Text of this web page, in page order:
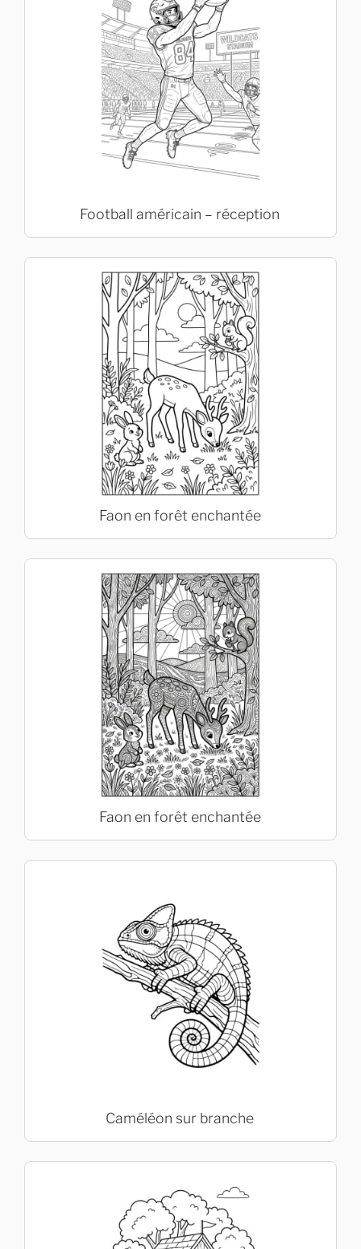
Football américain – réception
Faon en forêt enchantée
Faon en forêt enchantée
Caméléon sur branche